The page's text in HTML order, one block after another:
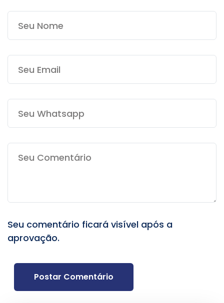
Seu comentário ficará visível após a
aprovação.
Postar Comentário